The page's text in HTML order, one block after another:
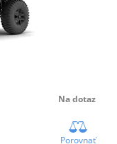
Na dotaz
Porovnať